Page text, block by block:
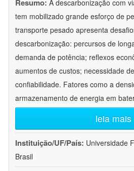
Resumo: A descarbonização com
tem mobilizado grande esforço de
transporte pesado apresenta
descarbonização: percursos de
demanda de potência; reflexos
aumentos de custos; necessidade
confiabilidade. Fatores como a
armazenamento de energia em
leia mais
Instituição/UF/País: Universidade
Brasil